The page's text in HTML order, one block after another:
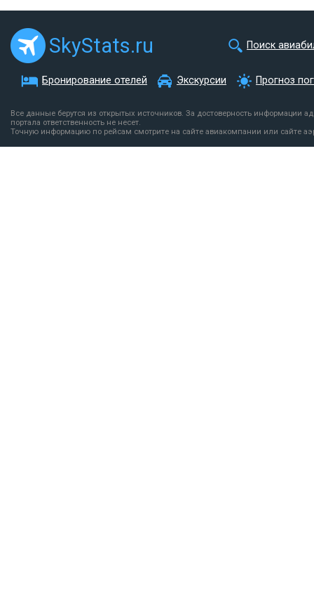
SkyStats.ru Поиск
Бронирование отелей Экскурсии Прогноз
Все данные берутся из открытых источников. За достоверность информации
портала ответственность не несет.
Точную информацию по рейсам смотрите на сайте авиакомпании или сайте